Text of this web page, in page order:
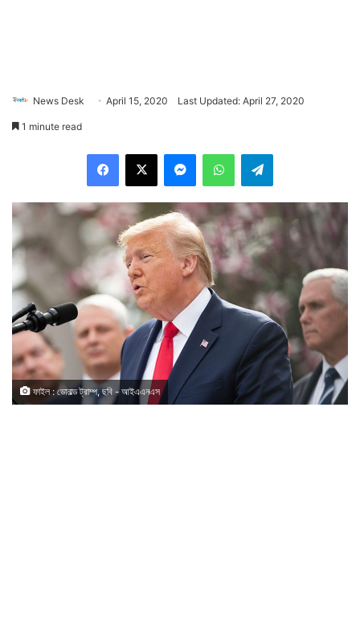
News Desk April 15, 2020 Last Updated: April 27, 2020
1 minute read
ফাইল : ডোনাল্ড ট্রাম্প, ছবি - আইএএনএস